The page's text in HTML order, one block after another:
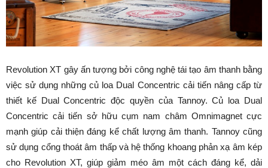
Revolution XT gây ấn tượng bởi công nghệ tái tạo âm thanh bằng
việc sử dụng những củ loa Dual Concentric cải tiến nâng cấp từ
thiết kế Dual Concentric độc quyền của Tannoy. Củ loa Dual
Concentric cải tiến sở hữu cụm nam châm Omnimagnet cực
mạnh giúp cải thiện đáng kể chất lượng âm thanh. Tannoy cũng
sử dụng cổng thoát âm thấp và hệ thống khoang phản xạ âm kép
cho Revolution XT, giúp giảm méo âm một cách đáng kể, dải